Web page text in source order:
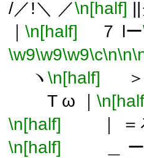
/／!＼ ／\n[half]
\n[half] ７ lー
\w9\w9\w9\c\n\n
ヽ \n[half] ＞
T ω ｜
\n[half] ｜ ＝
\n[half] ＿ ー